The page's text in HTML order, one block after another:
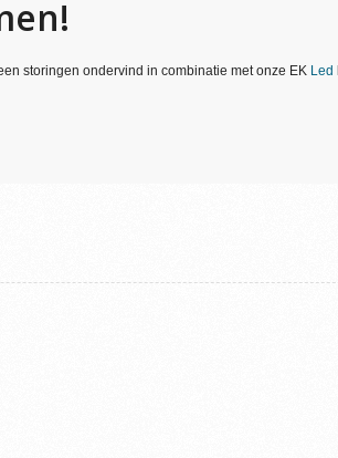
storingen ondervind in combinatie met onze EK Led